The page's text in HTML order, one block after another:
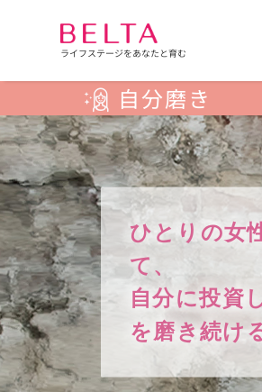
ライフステージをあなたと育む
自分磨き
ひとりの女
て、
自分に投資
を磨き続け